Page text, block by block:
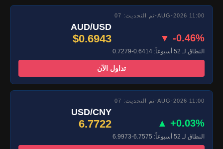
تم التحديث: 07-AUG-2026 11:00
AUD/USD
$0.6943 ▼ -0.46%
النطاق لـ 52 أسبوعاً: 0.6414-0.7279
تداول الآن
تم التحديث: 07-AUG-2026 11:00
USD/CNY
6.7722 ▲ +0.03%
النطاق لـ 52 أسبوعاً: 6.7575-6.9973